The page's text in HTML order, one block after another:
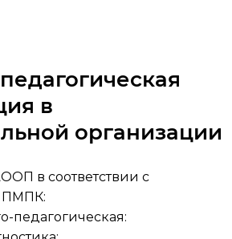
в
организации
в соответствии с
ПМПК:
педагогическая: